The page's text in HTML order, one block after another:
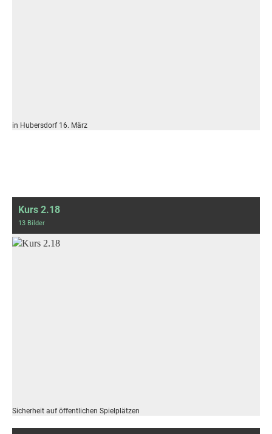
in Hubersdorf 16. März
Kurs 2.18
13 Bilder
Sicherheit auf öffentlichen Spielplätzen